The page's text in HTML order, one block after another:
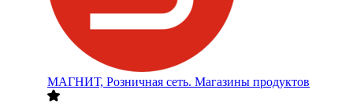
МАГНИТ, Розничная сеть. Магазины продуктов